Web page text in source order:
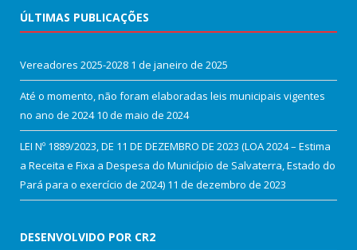
ÚLTIMAS PUBLICAÇÕES
Vereadores 2025-2028 1 de janeiro de 2025
Até o momento, não foram elaboradas leis municipais vigentes
no ano de 2024 10 de maio de 2024
LEI Nº 1889/2023, DE 11 DE DEZEMBRO DE 2023 (LOA 2024 – Estima
a Receita e Fixa a Despesa do Município de Salvaterra, Estado do
Pará para o exercício de 2024) 11 de dezembro de 2023
DESENVOLVIDO POR CR2